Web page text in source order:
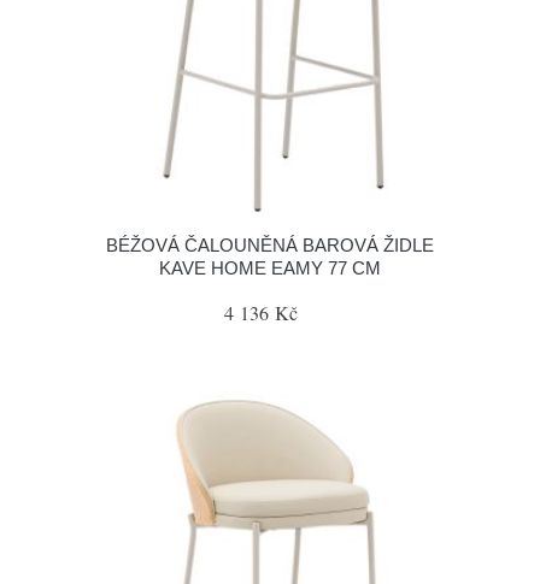
BÉŽOVÁ ČALOUNĚNÁ BAROVÁ ŽIDLE
KAVE HOME EAMY 77 CM
4 136 Kč